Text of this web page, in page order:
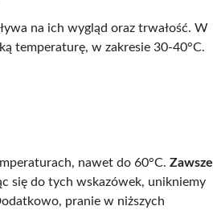
na ich wygląd oraz trwałość. W
temperaturę, w zakresie 30-40°C.
nawet do 60°C. Zawsze
się do tych wskazówek, unikniemy
pranie w niższych